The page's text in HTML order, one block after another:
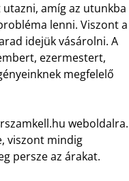
amíg az utunkba
lenni. Viszont a
idejük vásárolni. A
ezermestert,
megfelelő
weboldalra.
viszont mindig
persze az árakat.